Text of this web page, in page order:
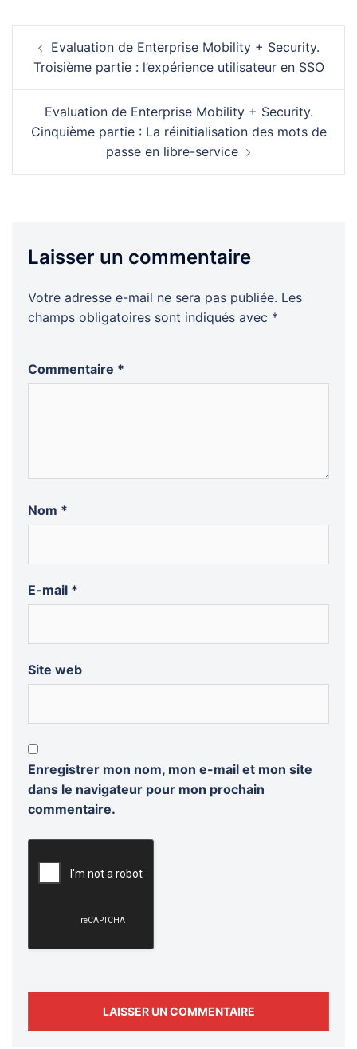
d’article
Evaluation de Enterprise Mobility + Security.
Troisième partie : l’expérience utilisateur en SSO
Evaluation de Enterprise Mobility + Security.
Cinquième partie : La réinitialisation des mots de
passe en libre-service
Laisser un commentaire
Votre adresse e-mail ne sera pas publiée. Les
champs obligatoires sont indiqués avec *
Commentaire *
Nom *
E-mail *
Site web
Enregistrer mon nom, mon e-mail et mon site
dans le navigateur pour mon prochain
commentaire.